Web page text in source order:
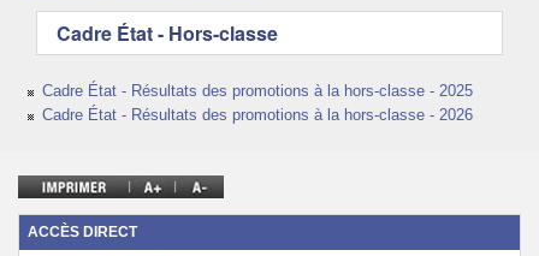
Scolarité/études
Examens/Concours
Politique Éducative
Cadre État - Hors-classe
Cadre État - Résultats des promotions à la hors-classe - 2025
Cadre État - Résultats des promotions à la hors-classe - 2026
ACCÈS DIRECT